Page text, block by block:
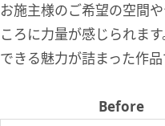
お施主様のご希望の空間
ころに力量が感じられま
できる魅力が詰まった作品
Before